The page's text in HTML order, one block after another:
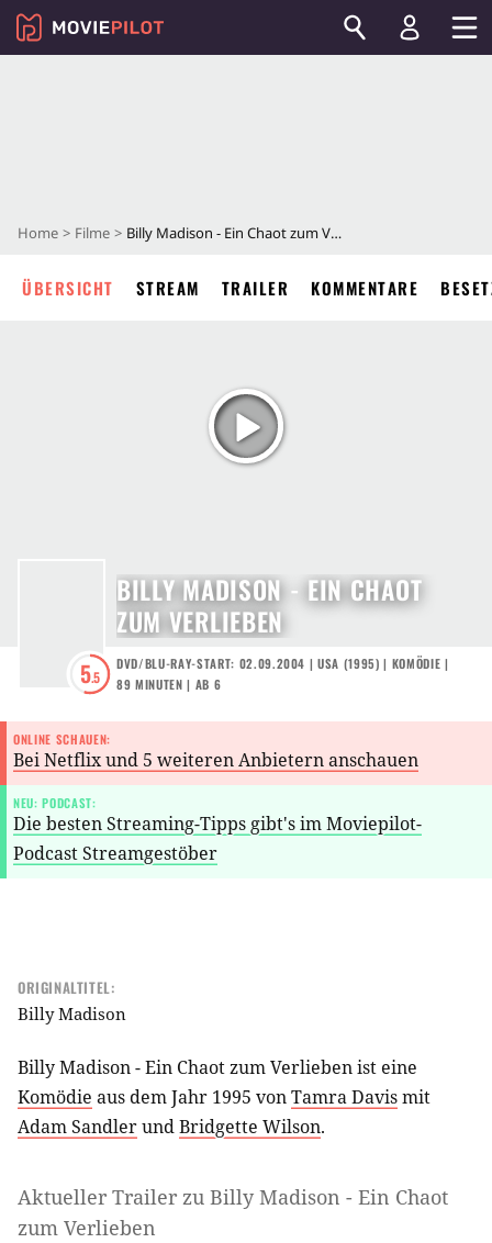
Home Filme Billy Madison - Ein Chaot zum Verlieben
ÜBERSICHT STREAM TRAILER KOMMENTARE
5.5
BILLY MADISON - EIN CHAOT
ZUM VERLIEBEN
DVD/BLU-RAY-START: 02.09.2004 |USA (1995) | KOMÖDIE |
89 MINUTEN | AB 6
ONLINE SCHAUEN:
Bei Netflix und 5 weiteren Anbietern anschauen
NEU: PODCAST:
Die besten Streaming-Tipps gibt's im Moviepilot-
Podcast Streamgestöber
ORIGINALTITEL:
Billy Madison
Billy Madison - Ein Chaot zum Verlieben ist eine
Komödie aus dem Jahr 1995 vonTamra Davismit
Adam SandlerundBridgette Wilson.
Aktueller Trailer zu Billy Madison - Ein Chaot
zum Verlieben